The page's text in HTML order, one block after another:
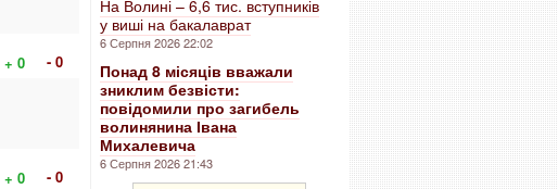
+ 0
- 0
+ 0
- 0
На Волині – 6,6 тис. вступників
у виші на бакалаврат
6 Серпня 2026 22:02
Понад 8 місяців вважали
зниклим безвісти:
повідомили про загибель
волинянина Івана
Михалевича
6 Серпня 2026 21:43